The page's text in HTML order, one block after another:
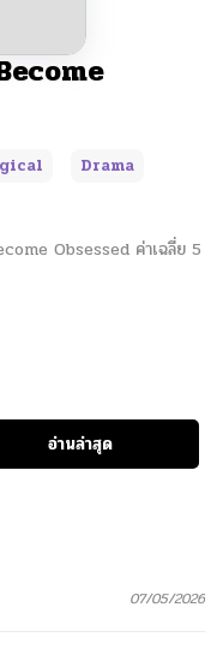
Drama
Obsessed ค่าเฉลี่ย 5
อ่านล่าสุด
07/05/2026